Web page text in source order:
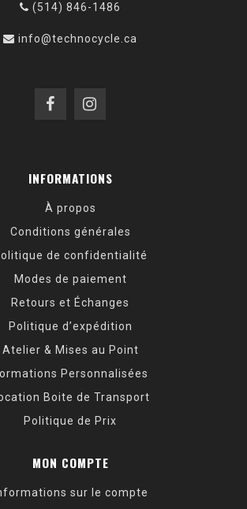
(514) 846-1486
info@technocycle.ca
INFORMATIONS
À propos
Conditions générales
de confidentialité
Modes de paiement
Retours et Échanges
Politique d’expédition
Atelier & Mises au Point
Personnalisées
Boite de Transport
Politique de Prix
MON COMPTE
sur le compte